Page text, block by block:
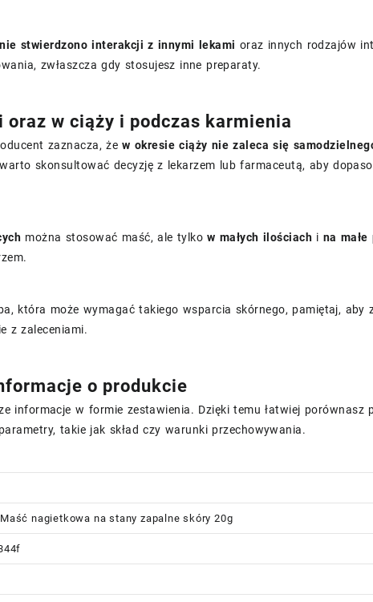
nie stwierdzono interakcji z innymi lekami oraz innych rodzajów
zwłaszcza gdy stosujesz inne preparaty.
oraz w ciąży i podczas karmienia
zaznacza, żew okresie ciąży nie zaleca się
skonsultować decyzję z lekarzem lub farmaceutą, aby
można stosować maść, ale tylkow małych ilościach i na małe
która może wymagać takiego wsparcia skórnego, pamiętaj, aby
z zaleceniami.
o produkcie
informacje w formie zestawienia. Dzięki temu łatwiej
takie jak skład czy warunki przechowywania.
Maść nagietkowa na stany zapalne skóry 20g